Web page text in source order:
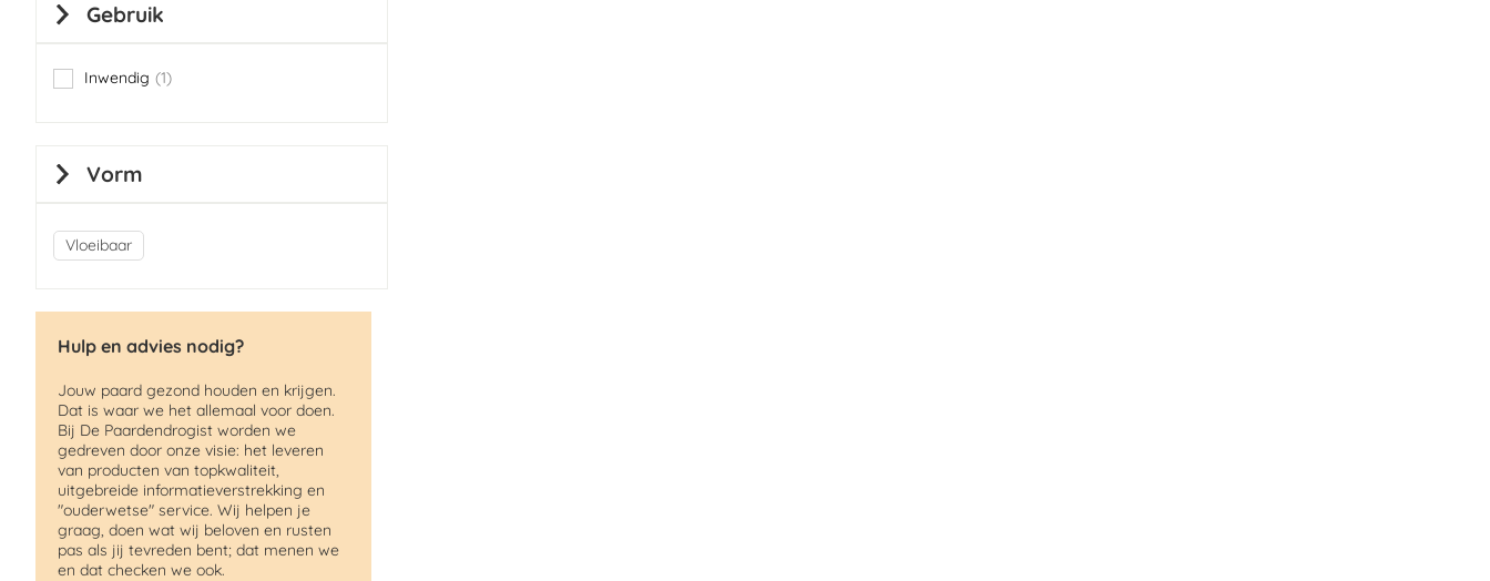
Gebruik
Inwendig 1
item
Vorm
Vloeibaar
Hulp en advies nodig?
Jouw paard gezond houden en krijgen.
Dat is waar we het allemaal voor doen.
Bij De Paardendrogist worden we
gedreven door onze visie: het leveren
van producten van topkwaliteit,
uitgebreide informatieverstrekking en
"ouderwetse" service. Wij helpen je
graag, doen wat wij beloven en rusten
pas als jij tevreden bent; dat menen we
en dat checken we ook.